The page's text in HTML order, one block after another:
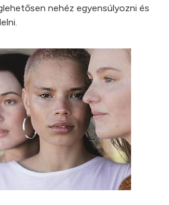
nehéz egyensúlyozni és